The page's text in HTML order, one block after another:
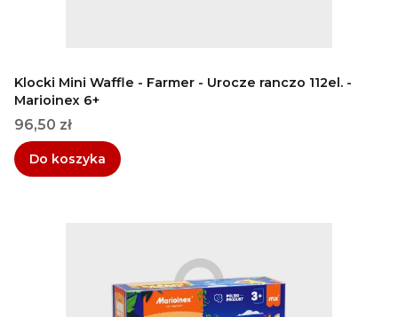
Klocki Mini Waffle - Farmer - Urocze ranczo 112el. -
Marioinex 6+
Cena
96,50 zł
Do koszyka